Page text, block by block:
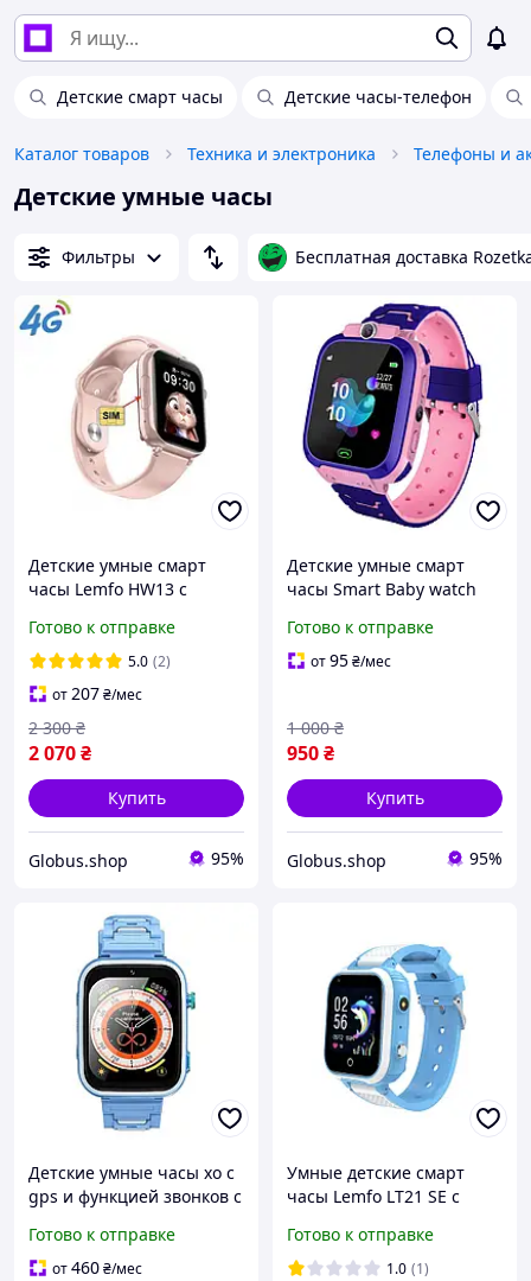
Детские смарт часы Детские часы-телефон
Каталог товаров Техника и электроника Телефоны и
Детские умные часы
Фильтры Бесплатная доставка
Детские умные смарт
часы Lemfo HW13 с
трекером GPS и
водонепроницаемым
корпусом 4G
Готово к отправке
5.0 (2)
от207₴/мес
2 070₴
2 300 ₴
Купить
Globus.shop 95%
Детские умные смарт
часы Smart Baby watch
розовые с SIM картой,
кнопкой SOS, камерой и
Готово к отправке
от95₴/мес
950₴
1 000 ₴
Купить
Globus.shop 95%
Детские умные часы xo с
gps и функцией звонков с
синий fresh
Готово к отправке
от460₴/мес
Умные детские смарт
часы Lemfo LT21 SE с
видеозвонком Голубой 4 G
Готово к отправке
1.0 (1)